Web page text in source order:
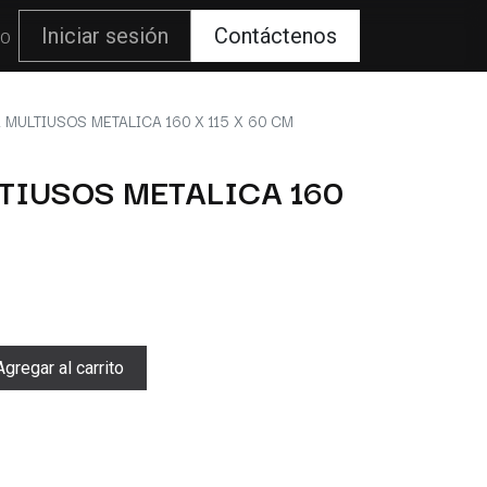
Iniciar sesión Contáctenos
MULTIUSOS METALICA 160 X 115 X 60 CM
METALICA 160
al carrito